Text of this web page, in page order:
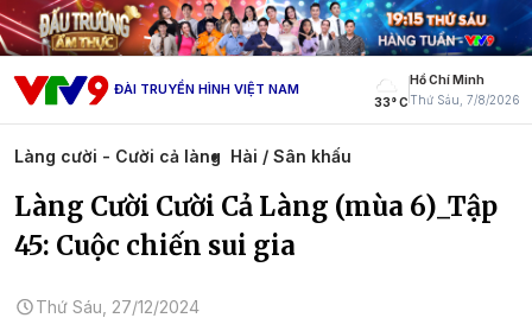
ĐÀI TRUYỀN HÌNH VIỆT NAM
33° C
Hồ Chí Minh
Thứ Sáu, 7/8/2026
Làng cười - Cười cả làng Hài / Sân khấu
Làng Cười Cười Cả Làng (mùa 6)_Tập
45: Cuộc chiến sui gia
Thứ Sáu, 27/12/2024